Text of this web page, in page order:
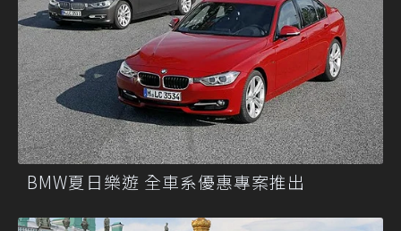
BMW夏日樂遊 全車系優惠專案推出